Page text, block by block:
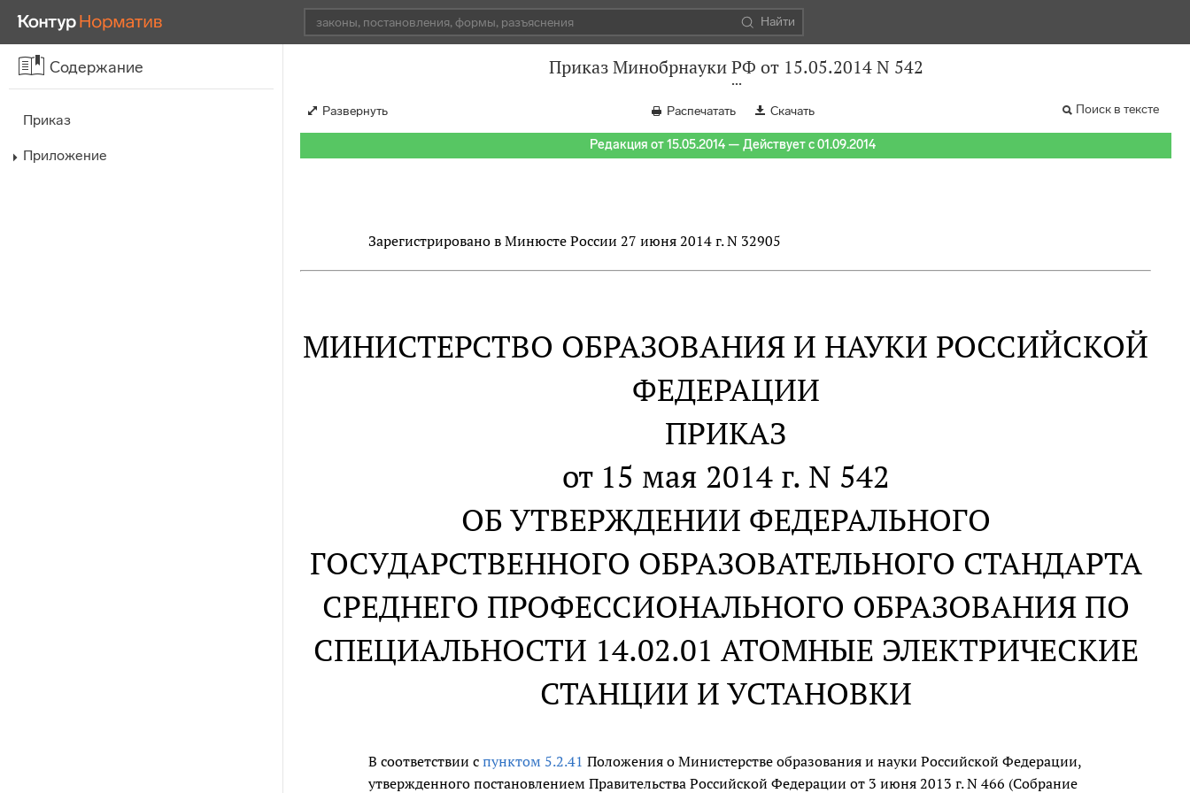
Найти
Содержание
Приказ
Приложение
Приказ Минобрнауки РФ от 15.05.2014 N 542
Развернуть Распечатать Скачать Поиск в тексте
Редакция от 15.05.2014 — Действует с 01.09.2014
Зарегистрировано в Минюсте России 27 июня 2014 г. N 32905
МИНИСТЕРСТВО ОБРАЗОВАНИЯ И НАУКИ РОССИЙСКОЙ
ФЕДЕРАЦИИ
ПРИКАЗ
от 15 мая 2014 г. N 542
ОБ УТВЕРЖДЕНИИ ФЕДЕРАЛЬНОГО
ГОСУДАРСТВЕННОГО ОБРАЗОВАТЕЛЬНОГО СТАНДАРТА
СРЕДНЕГО ПРОФЕССИОНАЛЬНОГО ОБРАЗОВАНИЯ ПО
СПЕЦИАЛЬНОСТИ 14.02.01 АТОМНЫЕ ЭЛЕКТРИЧЕСКИЕ
СТАНЦИИ И УСТАНОВКИ
В соответствии с пунктом 5.2.41 Положения о Министерстве образования и науки Российской Федерации,
утвержденного постановлением Правительства Российской Федерации от 3 июня 2013 г. N 466 (Собрание